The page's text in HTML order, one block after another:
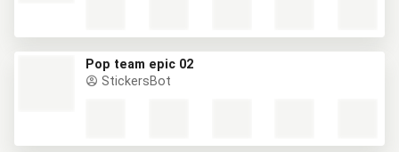
Pop team epic 02
StickersBot